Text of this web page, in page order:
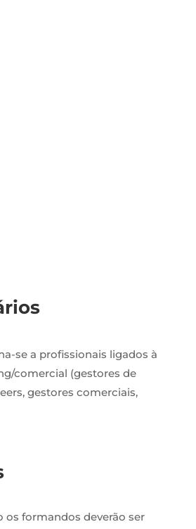
se a profissionais ligados à
comercial (gestores de
gestores comerciais,
os formandos deverão ser